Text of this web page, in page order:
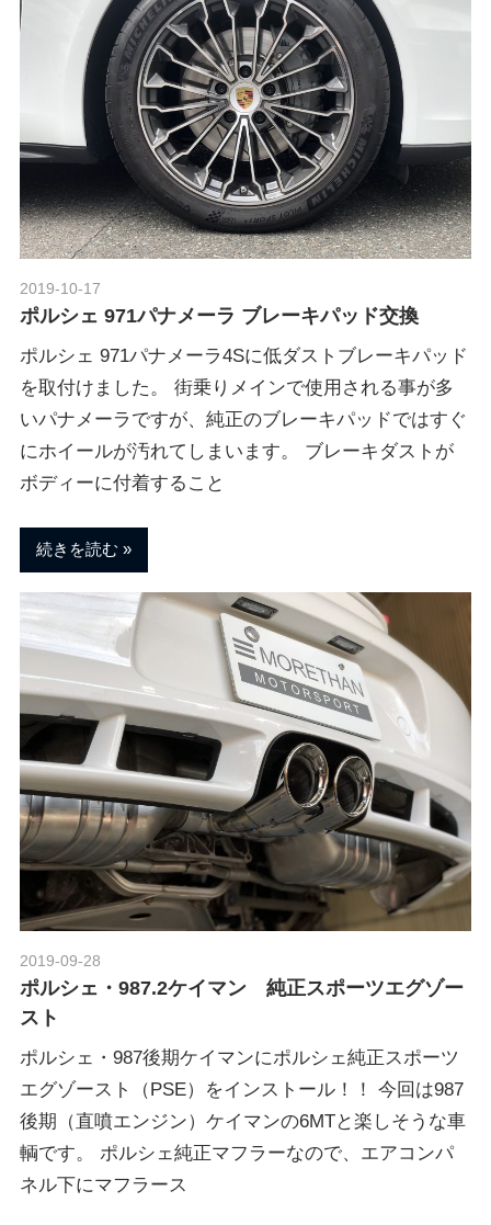
2019-10-17
ポルシェ 971パナメーラ ブレーキパッド交換
ポルシェ 971パナメーラ4Sに低ダストブレーキパッド
を取付けました。 街乗りメインで使用される事が多
いパナメーラですが、純正のブレーキパッドではすぐ
にホイールが汚れてしまいます。 ブレーキダストが
ボディーに付着すること
続きを読む
2019-09-28
ポルシェ・987.2ケイマン 純正スポーツエグゾー
スト
ポルシェ・987後期ケイマンにポルシェ純正スポーツ
エグゾースト（PSE）をインストール！！ 今回は987
後期（直噴エンジン）ケイマンの6MTと楽しそうな車
輌です。 ポルシェ純正マフラーなので、エアコンパ
ネル下にマフラース